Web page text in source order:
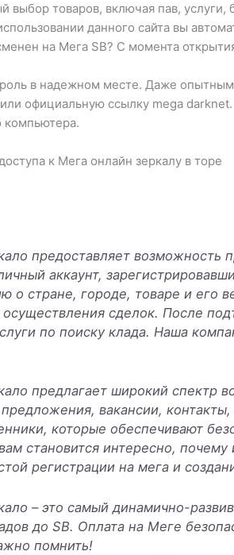
товаров, включая пав,
данного сайта вы
на Мега SB? С момента
в надежном месте. Даже
официальную ссылку mega
компьютера.
к Мега онлайн зеркалу в торе
предоставляет возможность
аккаунт,
о стране, городе, товаре и его
сделок. После
по поиску клада. Наша
предлагает широкий спектр
вакансии,
которые обеспечивают
становится интересно,
регистрации на мега и
– это самый динамично-
до SB. Оплата на Меге
помнить!